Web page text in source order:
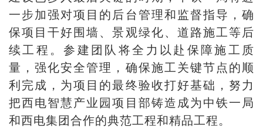
一步加强对项目的后台管理和监督指导，确
保项目干好围墙、景观绿化、道路施工等后
续工程。参建团队将全力以赴保障施工质
量，强化安全管理，确保施工关键节点的顺
利完成，为项目的最终验收打好基础，努力
把西电智慧产业园项目部铸造成为中铁一局
和西电集团合作的典范工程和精品工程。